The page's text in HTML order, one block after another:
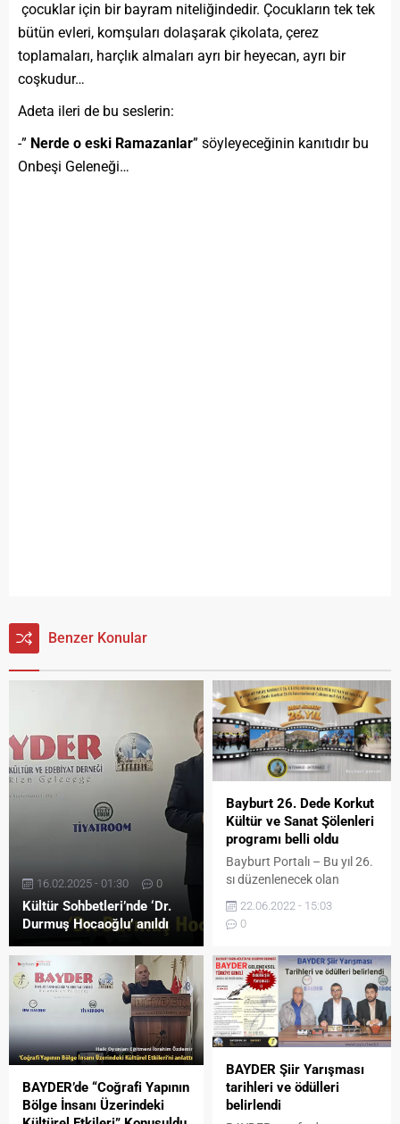
çocuklar için bir bayram niteliğindedir. Çocukların tek tek
bütün evleri, komşuları dolaşarak çikolata, çerez
toplamaları, harçlık almaları ayrı bir heyecan, ayrı bir
coşkudur…
Adeta ileri de bu seslerin:
-” Nerde o eski Ramazanlar” söyleyeceğinin kanıtıdır bu
Onbeşi Geleneği…
Benzer Konular
Kültür Sohbetleri’nde ‘Dr.
Durmuş Hocaoğlu’ anıldı
16.02.2025 - 01:30 0
Bayburt 26. Dede Korkut
Kültür ve Sanat Şölenleri
programı belli oldu
Bayburt Portalı – Bu yıl 26.
sı düzenlenecek olan
Bayburt Dede Korkut Kültür
ve Sanat Şölenlerinin
programı belli oldu. Tüm
Covid-19 pandemisi
dolayısıyla 2020 ve 2021
yıllarında düzenlenemeyen
şölenler, dolu dolu bir
programla geri dönüyor. 18
Masat Köyü’nde bulunan
Dede Korkut türbesinin
ziyaret...
22.06.2022 - 15:03
0
BAYDER’de “Coğrafi Yapının
Bölge İnsanı Üzerindeki
BAYDER Şiir Yarışması
tarihleri ve ödülleri
belirlendi